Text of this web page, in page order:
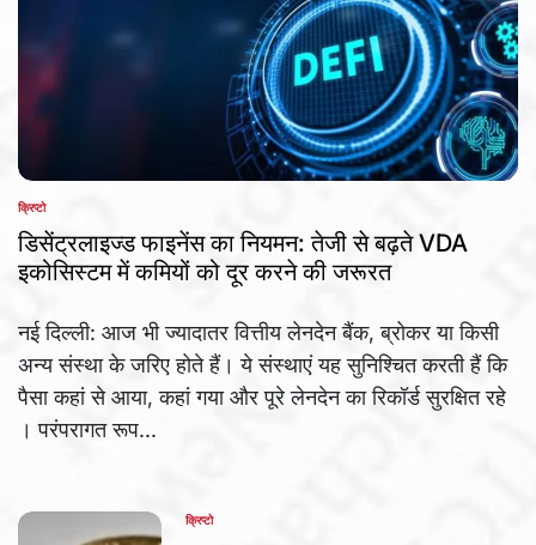
POSTED
IN
क्रिप्टो
डिसेंट्रलाइज्ड फाइनेंस का नियमन: तेजी से बढ़ते VDA
इकोसिस्टम में कमियों को दूर करने की जरूरत
नई दिल्ली: आज भी ज्यादातर वित्तीय लेनदेन बैंक, ब्रोकर या किसी
अन्य संस्था के जरिए होते हैं। ये संस्थाएं यह सुनिश्चित करती हैं कि
पैसा कहां से आया, कहां गया और पूरे लेनदेन का रिकॉर्ड सुरक्षित रहे
। परंपरागत रूप...
POSTED
क्रिप्टो